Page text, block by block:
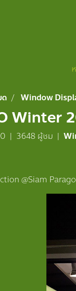
ด Window
Winter
| 3648 ผู้ชม |
@Siam